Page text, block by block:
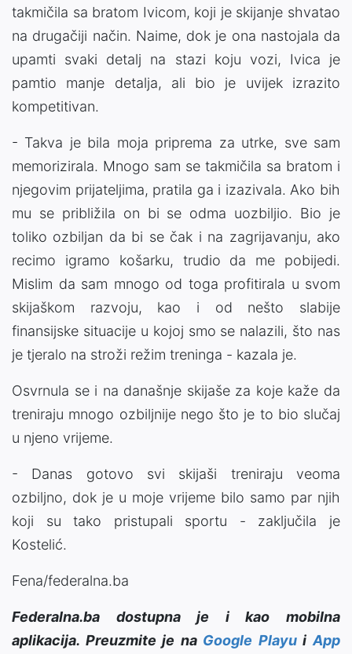
takmičila sa bratom Ivicom, koji je skijanje shvatao
na drugačiji način. Naime, dok je ona nastojala da
upamti svaki detalj na stazi koju vozi, Ivica je
pamtio manje detalja, ali bio je uvijek izrazito
kompetitivan.
- Takva je bila moja priprema za utrke, sve sam
memorizirala. Mnogo sam se takmičila sa bratom i
njegovim prijateljima, pratila ga i izazivala. Ako bih
mu se približila on bi se odma uozbiljio. Bio je
toliko ozbiljan da bi se čak i na zagrijavanju, ako
recimo igramo košarku, trudio da me pobijedi.
Mislim da sam mnogo od toga profitirala u svom
skijaškom razvoju, kao i od nešto slabije
finansijske situacije u kojoj smo se nalazili, što nas
je tjeralo na stroži režim treninga - kazala je.
Osvrnula se i na današnje skijaše za koje kaže da
treniraju mnogo ozbiljnije nego što je to bio slučaj
u njeno vrijeme.
- Danas gotovo svi skijaši treniraju veoma
ozbiljno, dok je u moje vrijeme bilo samo par njih
koji su tako pristupali sportu - zaključila je
Kostelić.
Fena/federalna.ba
Federalna.ba dostupna je i kao mobilna
aplikacija. Preuzmite je na Google PlayuiApp